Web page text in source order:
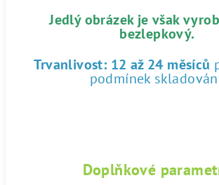
Jedlý obrázek je však
bezlepkový.
Trvanlivost: 12 až 24 měsíců
podmínek
Doplňkové